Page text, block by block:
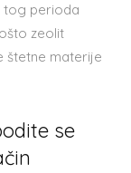
perioda
zeolit
štetne materije
se